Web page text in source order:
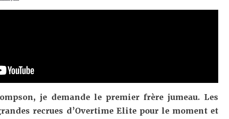
je demande le premier frère jumeau. Les
recrues d’Overtime Elite pour le moment et